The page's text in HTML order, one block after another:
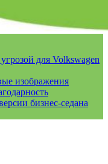
для Volkswagen
изображения
бизнес-седана